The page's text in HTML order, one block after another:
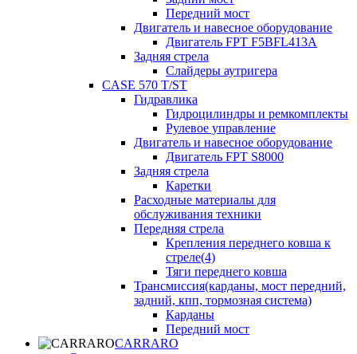
Передний мост
Двигатель и навесное оборудование
Двигатель FPT F5BFL413A
Задняя стрела
Слайдеры аутригера
CASE 570 T/ST
Гидравлика
Гидроцилиндры и ремкомплекты
Рулевое управление
Двигатель и навесное оборудование
Двигатель FPT S8000
Задняя стрела
Каретки
Расходные материалы для
обслуживания техники
Передняя стрела
Крепления переднего ковша к
стреле(4)
Тяги переднего ковша
Трансмиссия(карданы, мост передний,
задний, кпп, тормозная система)
Карданы
Передний мост
CARRARO